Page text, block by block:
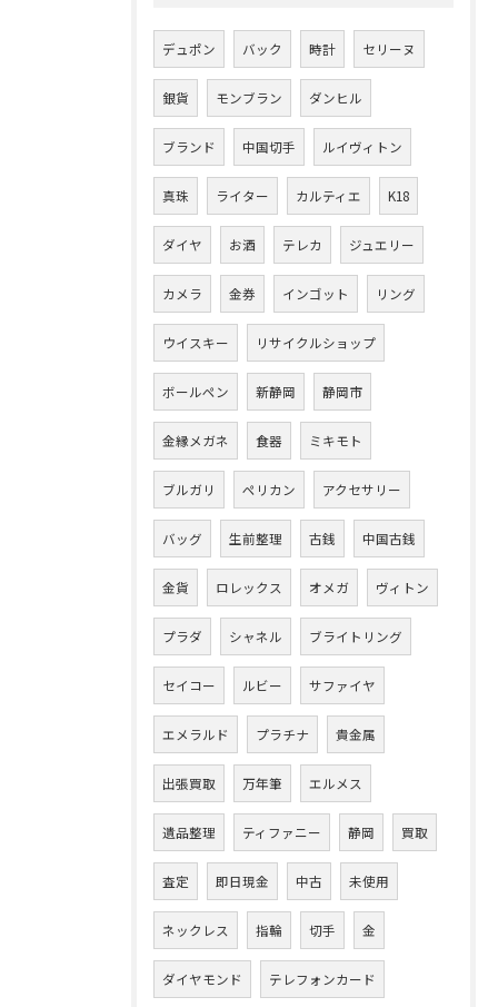
デュポン バック 時計 セリーヌ
銀貨 モンブラン ダンヒル
ブランド 中国切手 ルイヴィトン
真珠 ライター カルティエ K18
ダイヤ お酒 テレカ ジュエリー
カメラ 金券 インゴット リング
ウイスキー リサイクルショップ
ボールペン 新静岡 静岡市
金縁メガネ 食器 ミキモト
ブルガリ ペリカン アクセサリー
バッグ 生前整理 古銭 中国古銭
金貨 ロレックス オメガ ヴィトン
プラダ シャネル ブライトリング
セイコー ルビー サファイヤ
エメラルド プラチナ 貴金属
出張買取 万年筆 エルメス
遺品整理 ティファニー 静岡 買取
査定 即日現金 中古 未使用
ネックレス 指輪 切手 金
ダイヤモンド テレフォンカード